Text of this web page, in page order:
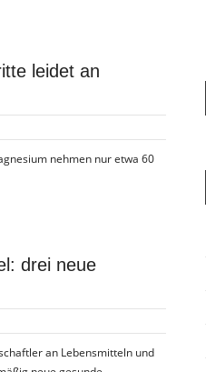
leidet an
nehmen nur etwa 60
drei neue
an Lebensmitteln und